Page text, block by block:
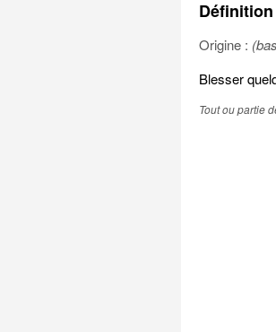
Origine :
Blesser
Tout ou partie